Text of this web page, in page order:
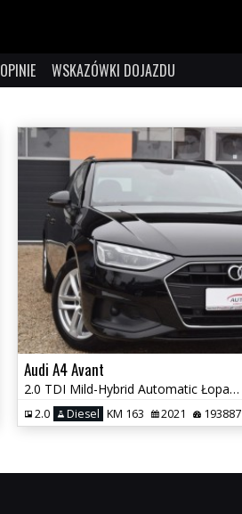
OPINIE
WSKAZÓWKI DOJAZDU
Audi A4 Avant
2.0 TDI Mild-Hybrid Automatic Łopatki Ledy Matrix Navi FAKTURA VAT-23%
2.0 Diesel KM 163 2021 193887